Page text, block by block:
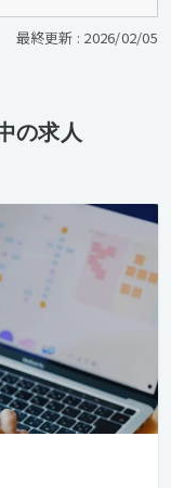
最終更新 : 2026/02/05
の求人